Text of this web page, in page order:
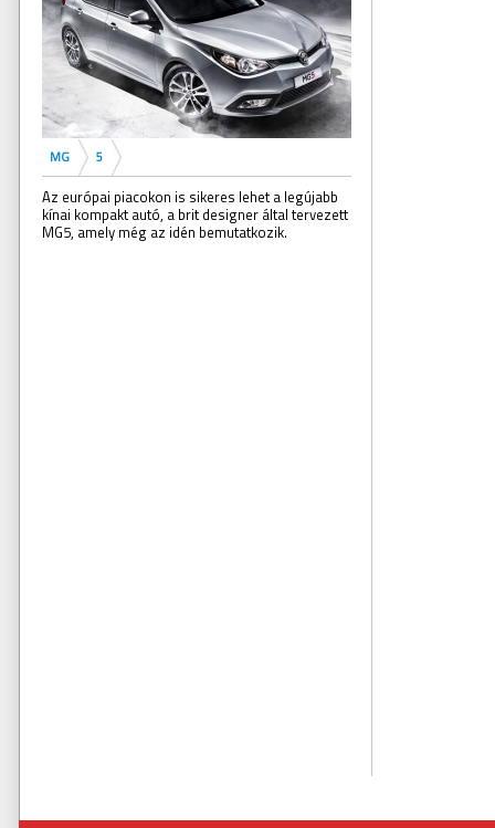
MG 5
Az európai piacokon is sikeres lehet a legújabb
kínai kompakt autó, a brit designer által tervezett
MG5, amely még az idén bemutatkozik.